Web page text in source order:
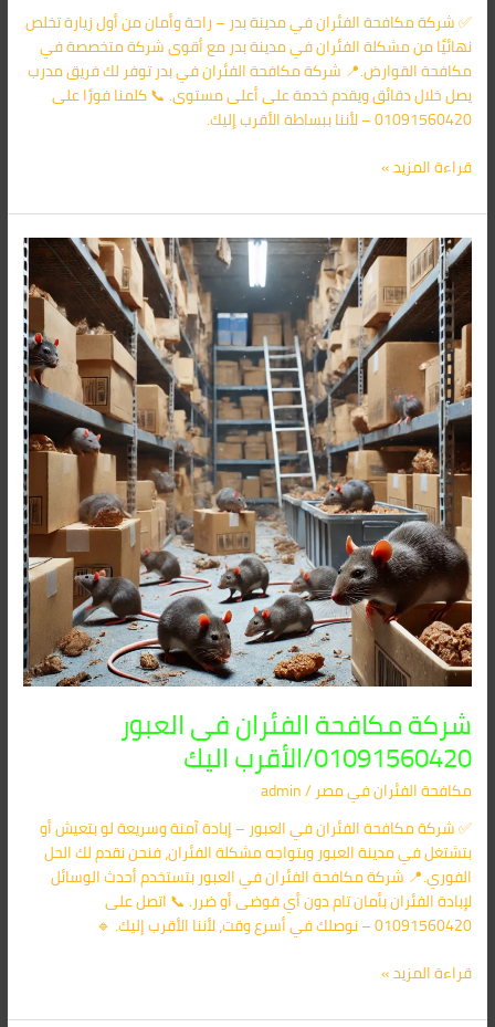
✅ شركة مكافحة الفئران في مدينة بدر – راحة وأمان من أول زيارة تخلص
نهائيًا من مشكلة الفئران في مدينة بدر مع أقوى شركة متخصصة في
مكافحة القوارض.📍 شركة مكافحة الفئران في بدر توفر لك فريق مدرب
يصل خلال دقائق ويقدم خدمة على أعلى مستوى. 📞 كلمنا فورًا على
01091560420 – لأننا ببساطة الأقرب إليك.
قراءة المزيد »
شركة مكافحة الفئران فى العبور
01091560420/الأقرب اليك
مكافحة الفئران​ في مصر/
admin
✅ شركة مكافحة الفئران في العبور – إبادة آمنة وسريعة لو بتعيش أو
بتشتغل في مدينة العبور وبتواجه مشكلة الفئران، فنحن نقدم لك الحل
الفوري.📍 شركة مكافحة الفئران في العبور بتستخدم أحدث الوسائل
لإبادة الفئران بأمان تام دون أي فوضى أو ضرر. 📞 اتصل على
01091560420 – نوصلك في أسرع وقت، لأننا الأقرب إليك. 🔹
شركة
مكافحة
الفئران
فى
العبور
01091560420/
الأقرب
اليك
قراءة المزيد »